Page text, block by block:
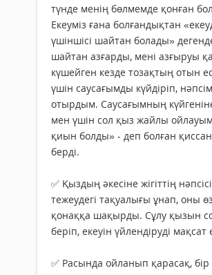
түнде менің бөлмемде қонған
Екеуміз ғана болғандықтан
үшіншісі шайтан болады»
шайтан азғарды, мені азғыруы
күшейген кезде тозақтың отын
үшін саусағымды күйдіріп,
отырдым. Саусағымның
мен үшін сол қыз жайлы
қиын болды» - деп болған
берді.
✅ Қыздың әкесіне жігіттің
тежеудегі тақуалығы ұнап, оны
қонаққа шақырды. Сұлу қызын
беріп, екеуін үйлендіруді мақсат
✅ Расында ойланып қарасақ, бір